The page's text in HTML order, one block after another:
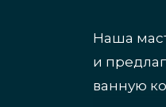
Наша
и
ванную